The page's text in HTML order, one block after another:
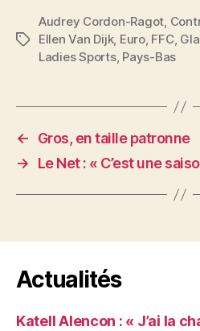
Étiquettes
Audrey Cordon-Ragot,
Ellen Van Dijk, Euro, FFC,
Ladies Sports, Pays-Bas
←
Gros, en taille patronne
→
Le Net : « C’est une
Actualités
Katell Alencon : « J’ai la